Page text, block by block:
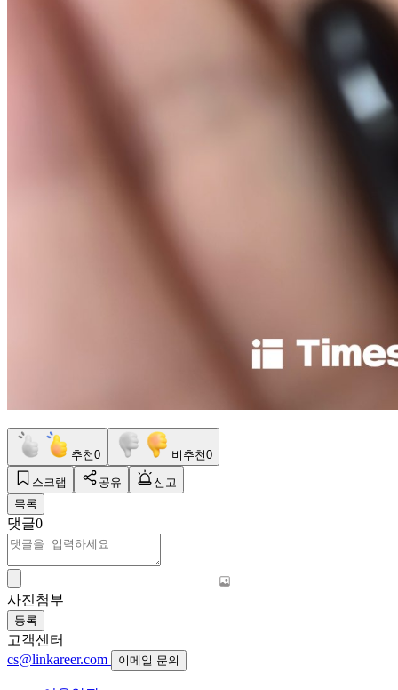
추천0 비추천0
스크랩 공유
신고
목록
댓글0
사진첨부
등록
고객센터
cs@linkareer.com
이메일 문의